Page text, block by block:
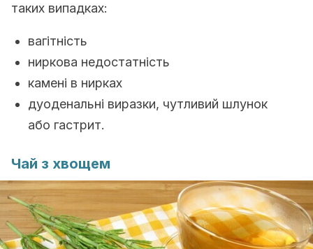
таких випадках:
вагітність
ниркова недостатність
камені в нирках
дуоденальні виразки, чутливий шлунок
або гастрит.
Чай з хвощем